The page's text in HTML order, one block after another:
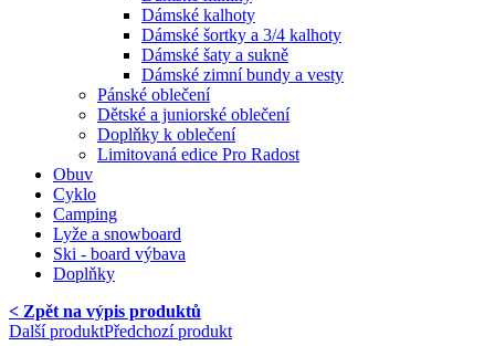
Dámské kalhoty
Dámské šortky a 3/4 kalhoty
Dámské šaty a sukně
Dámské zimní bundy a vesty
Pánské oblečení
Dětské a juniorské oblečení
Doplňky k oblečení
Limitovaná edice Pro Radost
Obuv
Cyklo
Camping
Lyže a snowboard
Ski - board výbava
Doplňky
< Zpět na výpis produktů
Další produktPředchozí produkt